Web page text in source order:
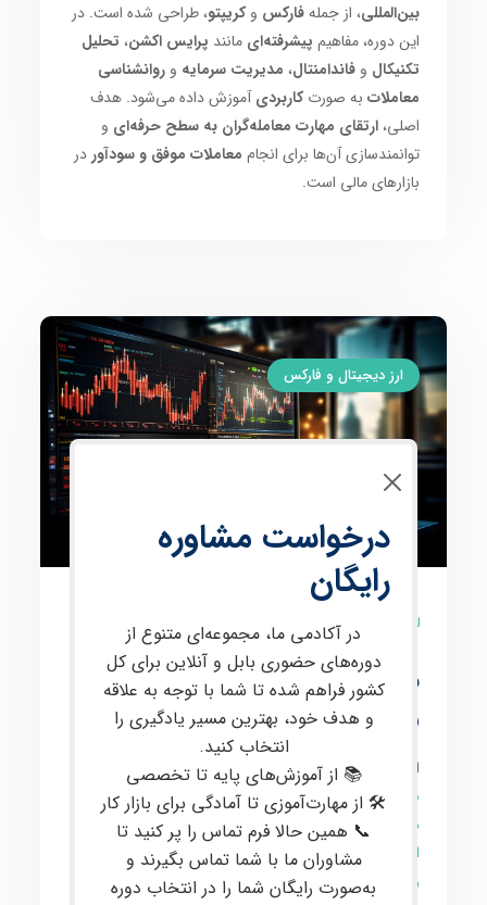
بین‌المللی، از جملهفارکس وکریپتو، طراحی شده است. در
این دوره، مفاهیم پیشرفته‌ای مانند پرایس اکشن، تحلیل
تکنیکال وفاندامنتال، مدیریت سرمایه وروانشناسی
معاملات به صورتکاربردیآموزش داده می‌شود. هدف
اصلی،ارتقای مهارت معامله‌گران به سطح حرفه‌ای و
توانمندسازی آن‌ها برای انجام معاملات موفق و سودآوردر
بازارهای مالی است.
ارز دیجیتال و فارکس
دوره ی آنلاین پیشرفته
معامله گری ارز دیجیتال
این دوره برای علاقمندان به معامله‌گریدربازارهای مالی
بین‌المللیمانند کریپتوو فارکسطراحی شده است. در این
دوره پیشرفته معامله‌گری ، مفاهیم تخصصیاز جمله
اکشن
تحلیل تکنیکال ، تحلیل فاندامنتال ،مدیریت سرمایه
روانشناسی معاملاتبه طور عمیق مورد بررسی قرار
درخواست مشاوره
رایگان
در آکادمی ما، مجموعه‌ای متنوع از
دوره‌های حضوری بابل و آنلاین برای کل
کشور فراهم شده تا شما با توجه به علاقه
و هدف خود، بهترین مسیر یادگیری را
انتخاب کنید.
📚 از آموزش‌های پایه تا تخصصی
🛠 از مهارت‌آموزی تا آمادگی برای بازار کار
📞 همین حالا فرم تماس را پر کنید تا
مشاوران ما با شما تماس بگیرند و
به‌صورت رایگان شما را در انتخاب دوره